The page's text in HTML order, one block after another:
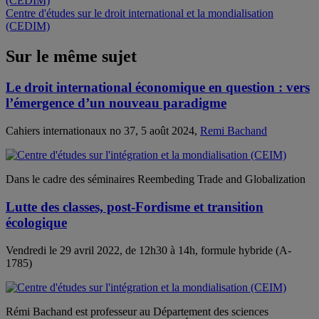
Centre d'études sur le droit international et la mondialisation
(CEDIM)
Sur le même sujet
Le droit international économique en question : vers
l’émergence d’un nouveau paradigme
Cahiers internationaux no 37, 5 août 2024, Remi Bachand
Dans le cadre des séminaires Reembeding Trade and Globalization
Lutte des classes, post-Fordisme et transition
écologique
Vendredi le 29 avril 2022, de 12h30 à 14h, formule hybride (A-
1785)
Rémi Bachand est professeur au Département des sciences